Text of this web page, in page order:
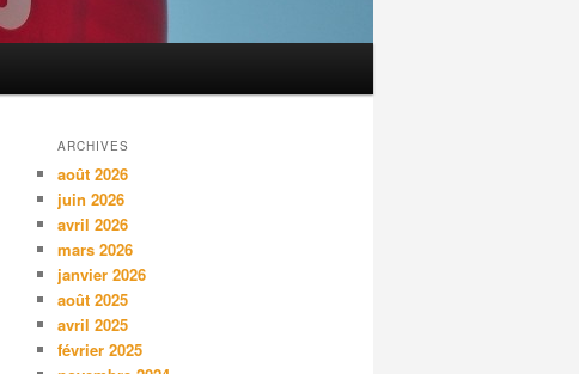
ARCHIVES
août 2026
juin 2026
avril 2026
mars 2026
janvier 2026
août 2025
avril 2025
février 2025